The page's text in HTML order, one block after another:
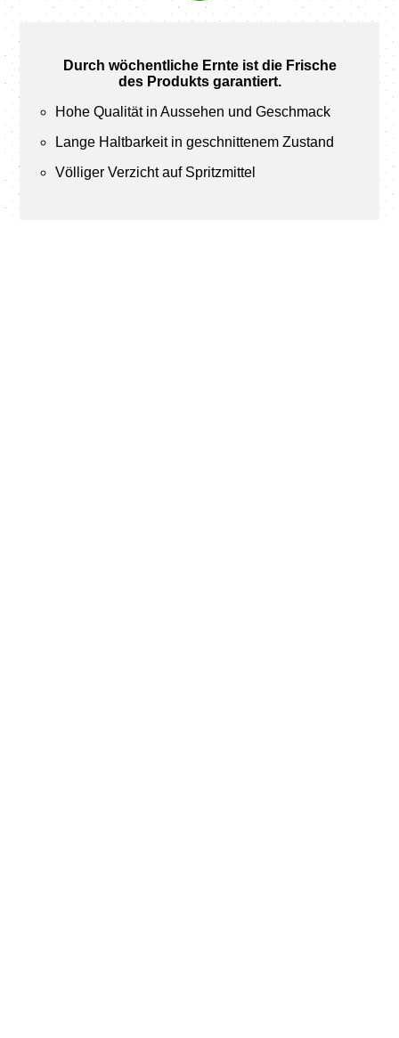
Durch wöchentliche Ernte ist die Frische
des Produkts garantiert.
Hohe Qualität in Aussehen und Geschmack
Lange Haltbarkeit in geschnittenem Zustand
Völliger Verzicht auf Spritzmittel